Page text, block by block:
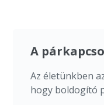
A
Az életünkben
hogy boldogító